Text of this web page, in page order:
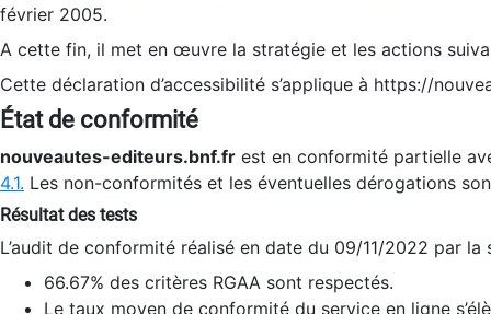
février 2005.
A cette fin, il met en œuvre la stratégie et les actions
Cette déclaration d’accessibilité s’applique à https://
État de conformité
nouveautes-editeurs.bnf.fr est en conformité partielle
4.1. Les non-conformités et les éventuelles dérogations
Résultat des tests
L’audit de conformité réalisé en date du 09/11/2022 par
66.67% des critères RGAA sont respectés.
Le taux moyen de conformité du service en ligne